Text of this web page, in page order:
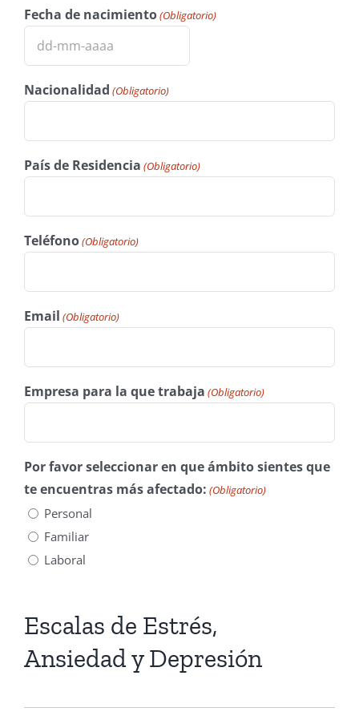
Fecha de nacimiento(Obligatorio)
DD
MM
AAAA
Nacionalidad (Obligatorio)
País de Residencia (Obligatorio)
Teléfono(Obligatorio)
Email (Obligatorio)
Empresa para la que trabaja (Obligatorio)
Por favor seleccionar en que ámbito sientes que
te encuentras más afectado: (Obligatorio)
Personal
Familiar
Laboral
Escalas de Estrés,
Ansiedad y Depresión